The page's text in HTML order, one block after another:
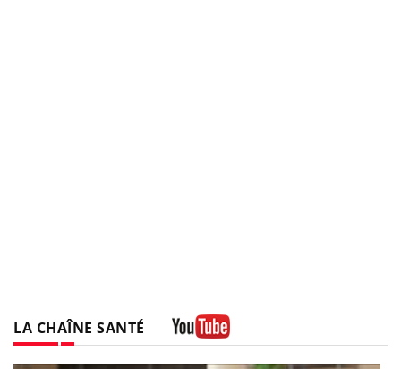
LA CHAÎNE SANTÉ